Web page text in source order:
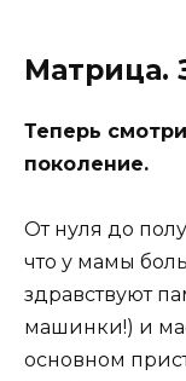
Матрица.
Теперь
поколение.
От нуля до
что у мамы
здравствуют
машинки!) и
основном